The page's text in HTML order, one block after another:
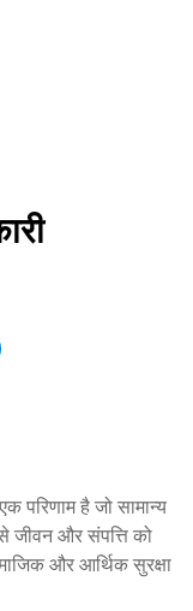
परिणाम है जो सामान्य
जीवन और संपत्ति को
और आर्थिक सुरक्षा